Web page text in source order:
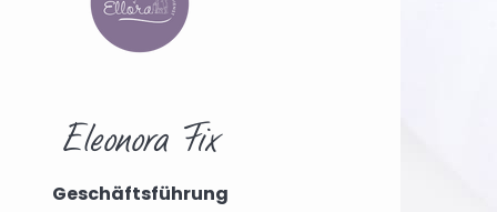
Eleonora Fix
Geschäftsführung